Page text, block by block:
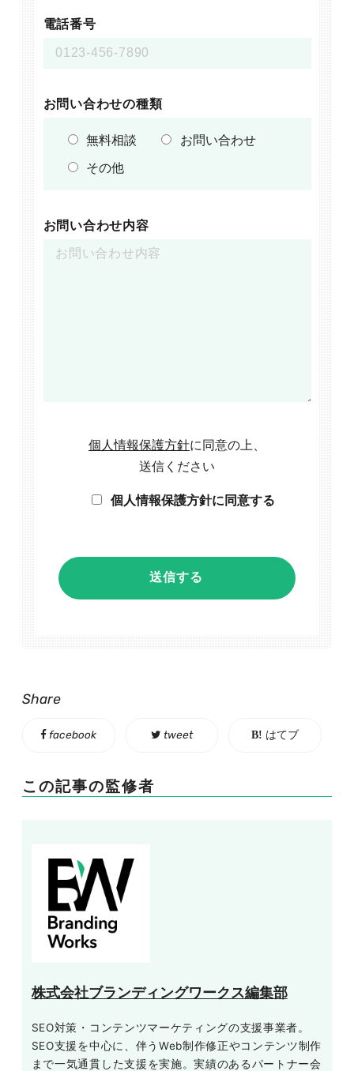
電話番号
お問い合わせの種類
無料相談
お問い合わせ
その他
お問い合わせ内容
個人情報保護方針に同意の上、
送信ください
個人情報保護方針に同意する
Share
facebook tweet はてブ
この記事の監修者
株式会社ブランディングワークス編集部
SEO対策・コンテンツマーケティングの支援事業者。
SEO支援を中心に、伴うWeb制作修正やコンテンツ制作
まで一気通貫した支援を実施。実績のあるパートナー会